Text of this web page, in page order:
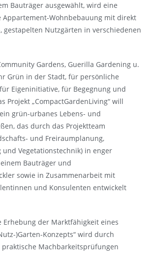
Bauträger ausgewählt, wird eine
Appartement-Wohnbebauung mit direkt
gestapelten Nutzgärten in verschiedenen
Gardens, Guerilla Gardening u.
Grün in der Stadt, für persönliche
Eigeninitiative, für Begegnung und
Projekt „CompactGardenLiving“ will
grün-urbanes Lebens- und
das durch das Projektteam
und Freiraumplanung,
und Vegetationstechnik) in enger
Bauträger und
sowie in Zusammenarbeit mit
und Konsulenten entwickelt
Erhebung der Marktfähigkeit eines
)Garten-Konzepts“ wird durch
Machbarkeitsprüfungen